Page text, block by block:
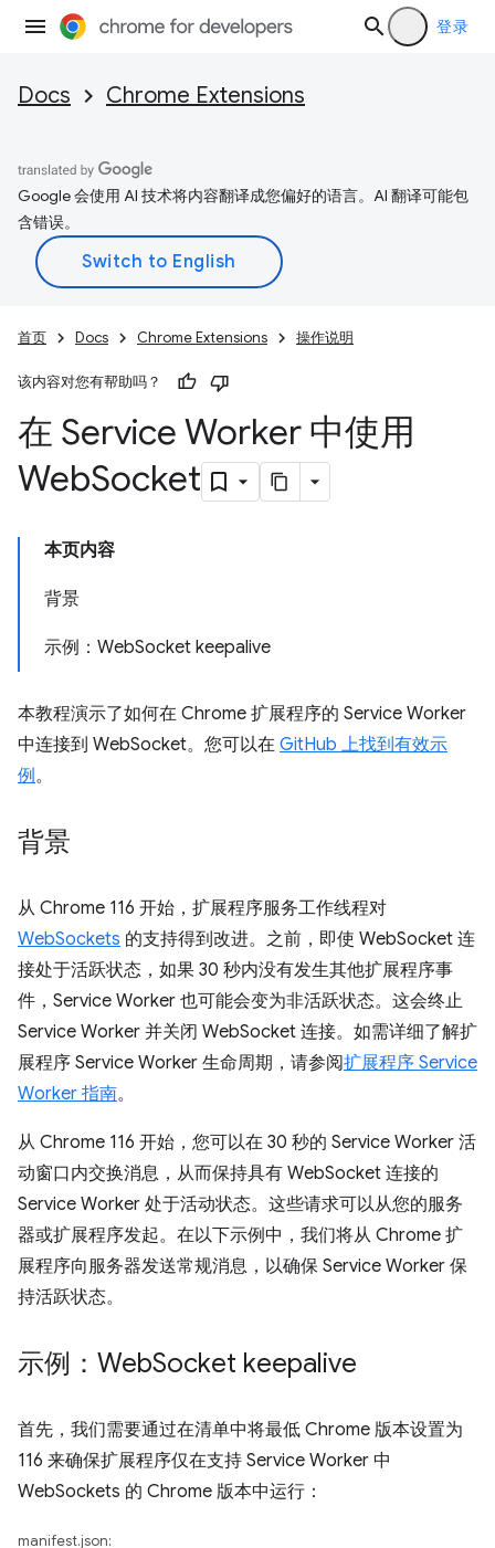
登录
Docs Chrome Extensions
Google 会使用 AI 技术将内容翻译成您偏好的语言。AI 翻译可能包
含错误。
首页 Docs Chrome Extensions 操作说明
该内容对您有帮助吗？
在 Service Worker 中使用
WebSocket
本页内容
背景
示例：WebSocket keepalive
本教程演示了如何在 Chrome 扩展程序的 Service Worker
中连接到 WebSocket。您可以在 GitHub 上找到有效示
例。
背景
从 Chrome 116 开始，扩展程序服务工作线程对
WebSockets 的支持得到改进。之前，即使 WebSocket 连
接处于活跃状态，如果 30 秒内没有发生其他扩展程序事
件，Service Worker 也可能会变为非活跃状态。这会终止
Service Worker 并关闭 WebSocket 连接。如需详细了解扩
展程序 Service Worker 生命周期，请参阅扩展程序 Service
Worker 指南。
从 Chrome 116 开始，您可以在 30 秒的 Service Worker 活
动窗口内交换消息，从而保持具有 WebSocket 连接的
Service Worker 处于活动状态。这些请求可以从您的服务
器或扩展程序发起。在以下示例中，我们将从 Chrome 扩
展程序向服务器发送常规消息，以确保 Service Worker 保
持活跃状态。
示例：WebSocket keepalive
首先，我们需要通过在清单中将最低 Chrome 版本设置为
116 来确保扩展程序仅在支持 Service Worker 中
WebSockets 的 Chrome 版本中运行：
manifest.json: